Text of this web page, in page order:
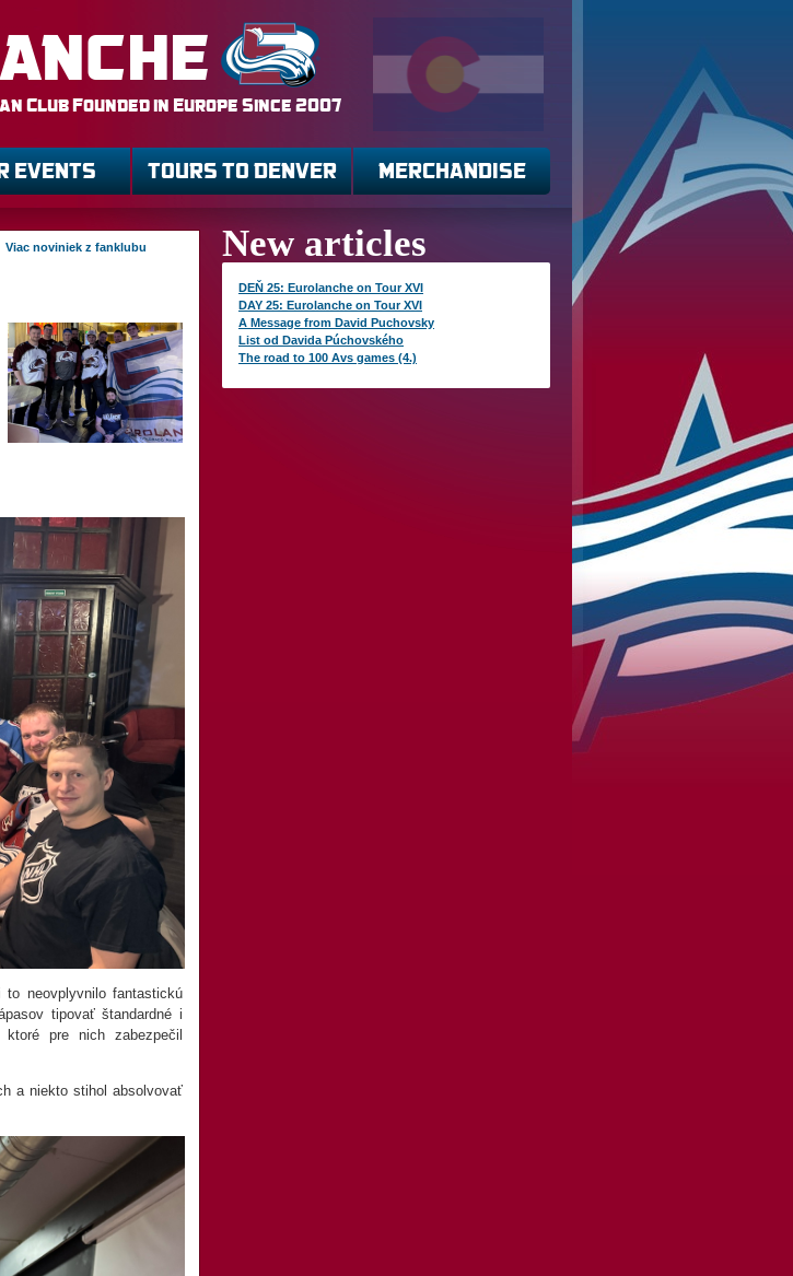
Club Founded in Europe Since 2007
EVENTS TOURS TO DENVER MERCHANDISE
Viac noviniek z fanklubu
neovplyvnilo fantastickú
tipovať štandardné i
pre nich zabezpečil
a niekto stihol absolvovať
New articles
DEŇ 25: Eurolanche on Tour XVI
DAY 25: Eurolanche on Tour XVI
A Message from David Puchovsky
List od Davida Púchovského
The road to 100 Avs games (4.)